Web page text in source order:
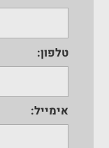
טלפון:
אימייל: